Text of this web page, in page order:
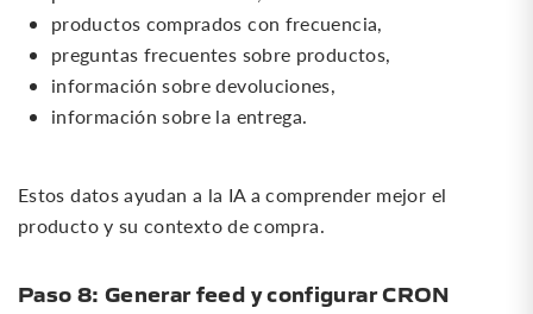
productos comprados con frecuencia,
preguntas frecuentes sobre productos,
información sobre devoluciones,
información sobre la entrega.
Estos datos ayudan a la IA a comprender mejor el
producto y su contexto de compra.
Paso 8: Generar feed y configurar CRON